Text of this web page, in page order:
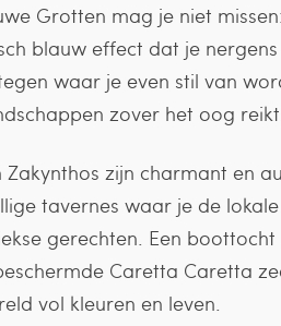
Grotten mag je niet
blauw effect dat je
waar je even stil van
zover het oog
zijn charmant en
tavernes waar je de
gerechten. Een
Caretta Caretta
vol kleuren en leven.